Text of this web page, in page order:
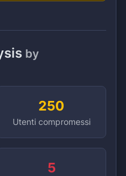
by
250
Utenti compromessi
5